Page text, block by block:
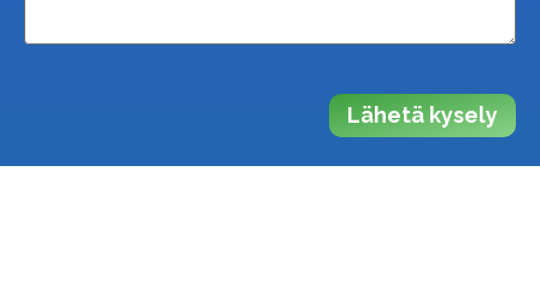
Lähetä kysely